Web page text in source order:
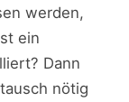
werden,
ein
Dann
nötig